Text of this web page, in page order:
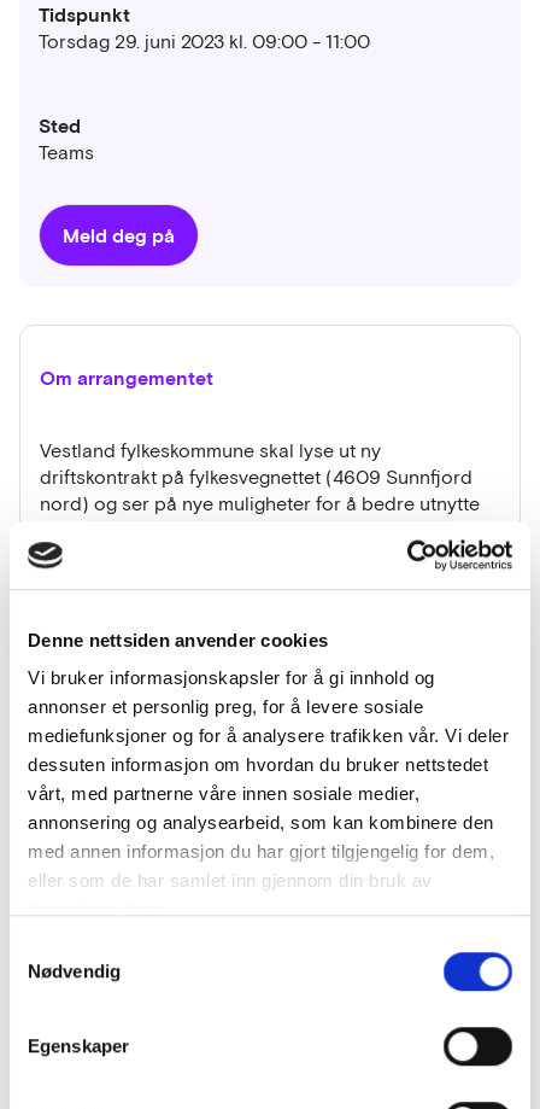
Denne nettsiden anvender cookies
Vi bruker informasjonskapsler for å gi innhold og
annonser et personlig preg, for å levere sosiale
mediefunksjoner og for å analysere trafikken vår. Vi deler
dessuten informasjon om hvordan du bruker nettstedet
vårt, med partnerne våre innen sosiale medier,
annonsering og analysearbeid, som kan kombinere den
med annen informasjon du har gjort tilgjengelig for dem,
eller som de har samlet inn gjennom din bruk av
Nødvendig
Egenskaper
Tidspunkt
Torsdag 29. juni 2023 kl. 09:00 - 11:00
Sted
Teams
Meld deg på
Om arrangementet
Vestland fylkeskommune skal lyse ut ny
driftskontrakt på fylkesvegnettet (4609 Sunnfjord
nord) og ser på nye muligheter for å bedre utnytte
redusere utslipp i tråd med fylkeskommunens
Derfor oppfordres nå leverandørbransjen til å
komme med gode og framtidsretta løsninger for mer
bærekraftige og innovative tjenester enn i
tradisjonelle driftskontrakter.
Fylkeskommunen ønsker bl.a innspill på best mulige
driftsløsninger sett opp mot generell drift, vinterdrift,
klima og miljø og pris.
og invitasjon
, for spørsmål Vestland fylkeskommune
ønsker innspill på, og benytt denne muligheten til å